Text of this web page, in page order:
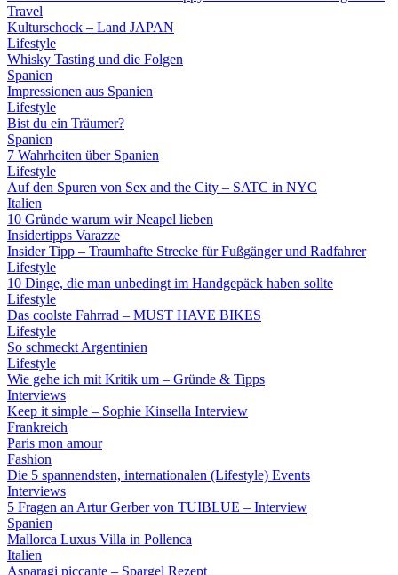
Travel
Kulturschock – Land JAPAN
Lifestyle
Whisky Tasting und die Folgen
Spanien
Impressionen aus Spanien
Lifestyle
Bist du ein Träumer?
Spanien
7 Wahrheiten über Spanien
Lifestyle
Auf den Spuren von Sex and the City – SATC in NYC
Italien
10 Gründe warum wir Neapel lieben
Insidertipps Varazze
Insider Tipp – Traumhafte Strecke für Fußgänger und Radfahrer
Lifestyle
10 Dinge, die man unbedingt im Handgepäck haben sollte
Lifestyle
Das coolste Fahrrad – MUST HAVE BIKES
Lifestyle
So schmeckt Argentinien
Lifestyle
Wie gehe ich mit Kritik um – Gründe & Tipps
Interviews
Keep it simple – Sophie Kinsella Interview
Frankreich
Paris mon amour
Fashion
Die 5 spannendsten, internationalen (Lifestyle) Events
Interviews
5 Fragen an Artur Gerber von TUIBLUE – Interview
Spanien
Mallorca Luxus Villa in Pollenca
Italien
Asparagi piccante – Spargel Rezept